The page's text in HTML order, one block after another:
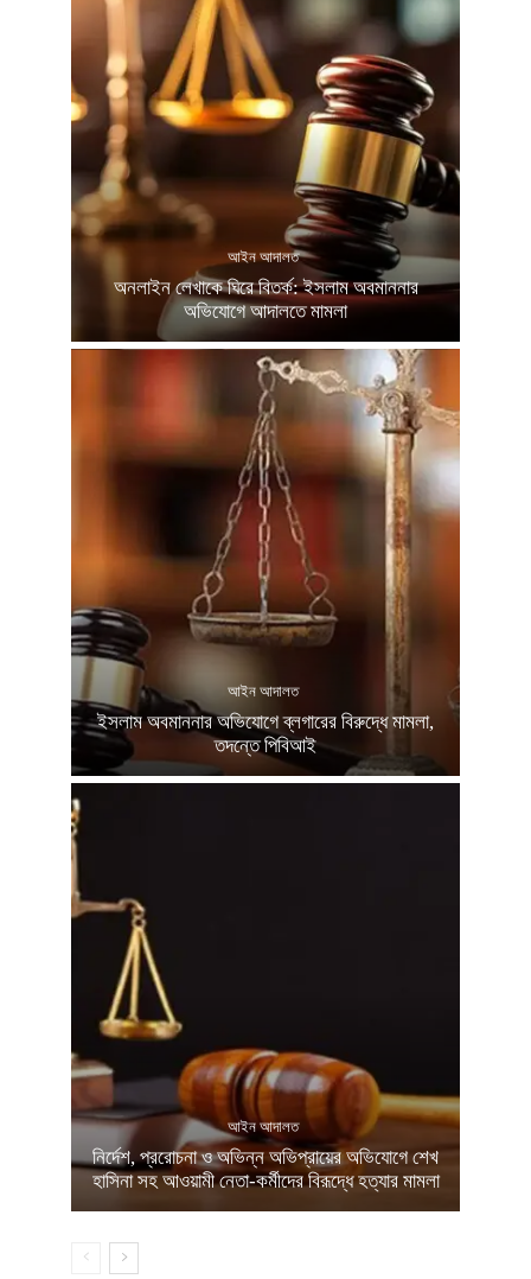
আইন আদালত
অনলাইন লেখাকে ঘিরে বিতর্ক: ইসলাম অবমাননার
অভিযোগে আদালতে মামলা
আইন আদালত
ইসলাম অবমাননার অভিযোগে ব্লগারের বিরুদ্ধে মামলা,
তদন্তে পিবিআই
আইন আদালত
নির্দেশ, প্ররোচনা ও অভিন্ন অভিপ্রায়ের অভিযোগে শেখ
হাসিনা সহ আওয়ামী নেতা-কর্মীদের বিরূদ্ধে হত্যার মামলা